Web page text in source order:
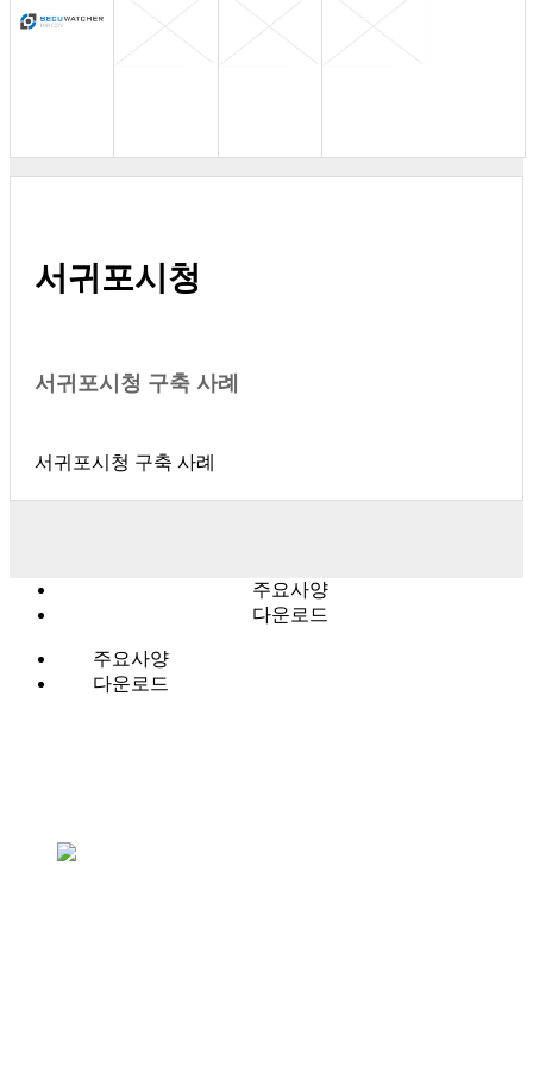
서귀포시청
서귀포시청 구축 사례
서귀포시청 구축 사례
주요사양
다운로드
주요사양
다운로드